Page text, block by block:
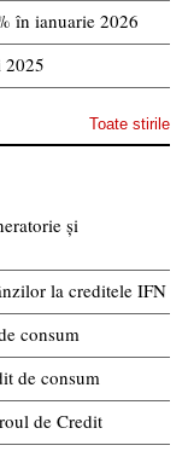
în ianuarie 2026
2025
Toate stirile
și
la creditele IFN
consum
de consum
de Credit